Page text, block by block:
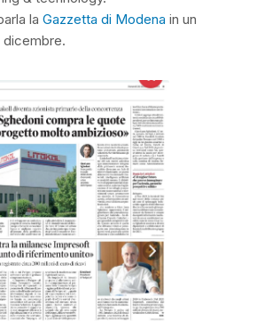
la Gazzetta di Modena in un
dicembre.